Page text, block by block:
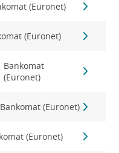
(Euronet)
(Euronet)
Bankomat
(Euronet)
Bankomat (Euronet)
(Euronet)